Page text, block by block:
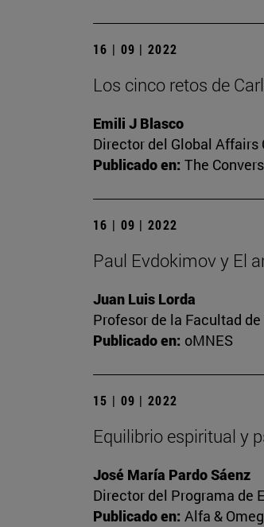
16 | 09 | 2022
Los cinco retos de
Emili J Blasco
Director del Global Affairs
Publicado en: The
16 | 09 | 2022
Paul Evdokimov y El
Juan Luis Lorda
Profesor de la Facultad
Publicado en: oMNES
15 | 09 | 2022
Equilibrio espiritual y
José María Pardo Sáenz
Director del Programa de
Publicado en: Alfa &